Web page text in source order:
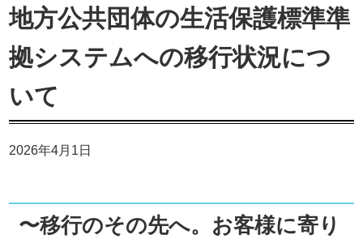
地方公共団体の生活保護標準準
拠システムへの移行状況につ
いて
2026年4月1日
〜移行のその先へ。お客様に寄り